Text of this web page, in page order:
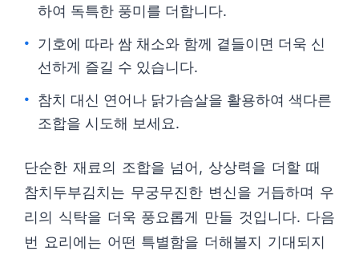
하여 독특한 풍미를 더합니다.
기호에 따라 쌈 채소와 함께 곁들이면 더욱 신
선하게 즐길 수 있습니다.
참치 대신 연어나 닭가슴살을 활용하여 색다른
조합을 시도해 보세요.
단순한 재료의 조합을 넘어, 상상력을 더할 때
참치두부김치는 무궁무진한 변신을 거듭하며 우
리의 식탁을 더욱 풍요롭게 만들 것입니다. 다음
번 요리에는 어떤 특별함을 더해볼지 기대되지